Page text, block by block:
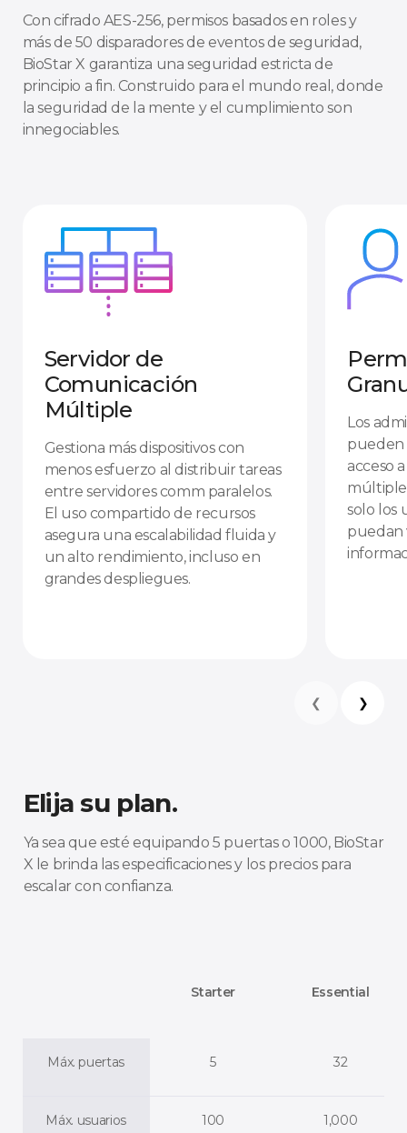
Con cifrado AES-256, permisos basados en roles y
más de 50 disparadores de eventos de seguridad,
BioStar X garantiza una seguridad estricta de
principio a fin. Construido para el mundo real, donde
la seguridad de la mente y el cumplimiento son
innegociables.
Servidor de
Comunicación
Múltiple
Gestiona más dispositivos con
menos esfuerzo al distribuir tareas
entre servidores comm paralelos.
El uso compartido de recursos
asegura una escalabilidad fluida y
un alto rendimiento, incluso en
grandes despliegues.
Los
pueden
acceso
solo los
puedan
❮ ❯
Elija su plan.
Ya sea que esté equipando 5 puertas o 1000, BioStar
X le brinda las especificaciones y los precios para
escalar con confianza.
Máx. puertas
Máx. usuarios
Starter
5
100
Essential
32
1,000